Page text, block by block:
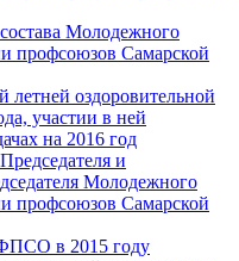
Молодежного
профсоюзов Самарской
летней оздоровительной
участии в ней
на 2016 год
и
Молодежного
профсоюзов Самарской
в 2015 году